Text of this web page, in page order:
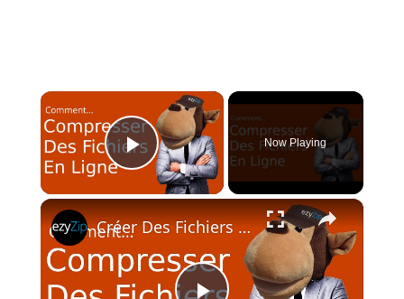
×
Play Video
Now Playing
×
Créer Des Fichiers ZIP En Ligne [guide pas à pas]